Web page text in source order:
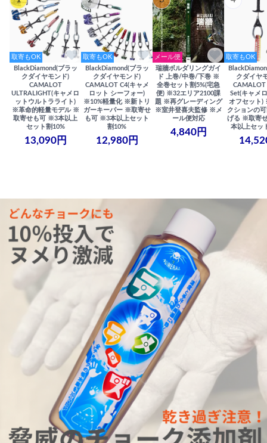
取寄もOK
BlackDiamond(ブラッ
クダイヤモンド)
CAMALOT
ULTRALIGHT(キャメロ
ットウルトラライト)
※革命的軽量モデル ※
取寄せも可 ※3本以上
セット割10%
13,090円
取寄もOK
BlackDiamond(ブラッ
クダイヤモンド)
CAMALOT C4(キャメ
ロット シーフォー)
※10%軽量化 ※新トリ
ガーキーパー ※取寄せ
も可 ※3本以上セット
割10%
12,980円
メール便
瑞牆ボルダリングガイ
ド 上巻/中巻/下巻 ※
全巻セット割5%(宅急
便) ※32エリア2100課
題 ※再グレーディング
※室井登喜夫監修 ※メ
ール便対応
4,840円
取寄もOK
クダイヤ
Set(キャメ
オフセット)
クションの
げる ※取寄
本以上セッ